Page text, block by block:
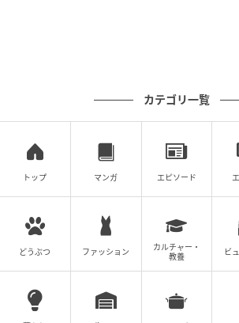
ウーマンエキサイト
カテゴリ一覧
トップ マンガ エピソード
どうぶつ ファッション
カルチャー・
教養
ビ